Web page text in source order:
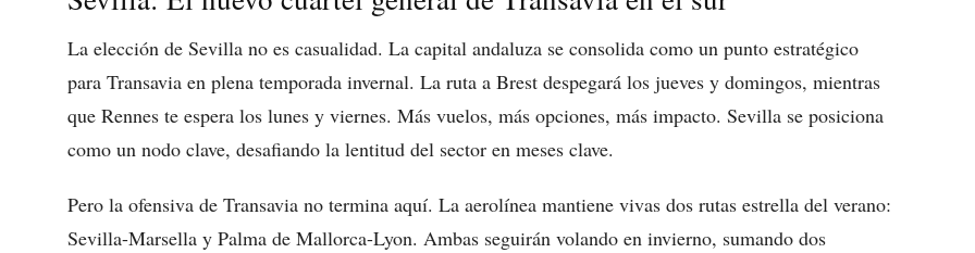
La elección de Sevilla no es casualidad. La capital andaluza se consolida como un punto estratégico
para Transavia en plena temporada invernal. La ruta a Brest despegará los jueves y domingos, mientras
que Rennes te espera los lunes y viernes. Más vuelos, más opciones, más impacto. Sevilla se posiciona
como un nodo clave, desafiando la lentitud del sector en meses clave.
Pero la ofensiva de Transavia no termina aquí. La aerolínea mantiene vivas dos rutas estrella del verano:
Sevilla-Marsella y Palma de Mallorca-Lyon. Ambas seguirán volando en invierno, sumando dos